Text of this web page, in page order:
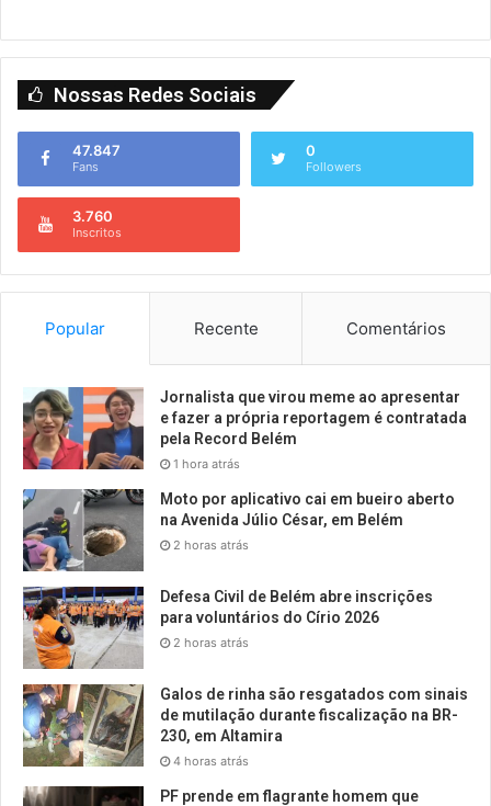
Nossas Redes Sociais
47.847
Fans
0
Followers
3.760
Inscritos
Popular Recente Comentários
Jornalista que virou meme ao apresentar
e fazer a própria reportagem é contratada
pela Record Belém
1 hora atrás
Moto por aplicativo cai em bueiro aberto
na Avenida Júlio César, em Belém
2 horas atrás
Defesa Civil de Belém abre inscrições
para voluntários do Círio 2026
2 horas atrás
Galos de rinha são resgatados com sinais
de mutilação durante fiscalização na BR-
230, em Altamira
4 horas atrás
PF prende em flagrante homem que